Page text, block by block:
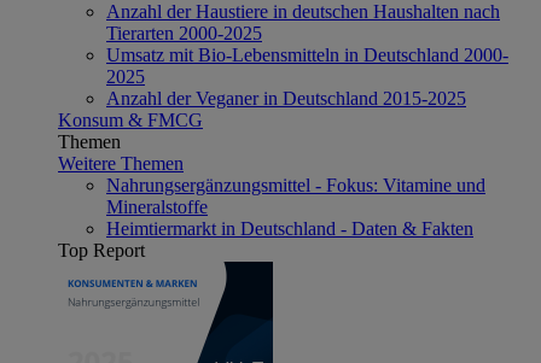
Anzahl der Haustiere in deutschen Haushalten nach
Tierarten 2000-2025
Umsatz mit Bio-Lebensmitteln in Deutschland 2000-
2025
Anzahl der Veganer in Deutschland 2015-2025
Konsum & FMCG
Themen
Weitere Themen
Nahrungsergänzungsmittel - Fokus: Vitamine und
Mineralstoffe
Heimtiermarkt in Deutschland - Daten & Fakten
Top Report